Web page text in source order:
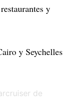
y
y Seychelles